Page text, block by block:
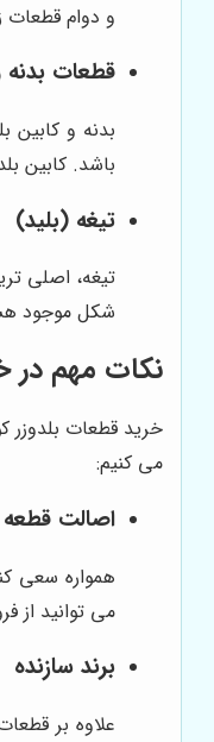
و دوام قطعات
قطعات بدنه
بدنه و کابین
باشد. کابین
تیغه (بلید)
شکل موجود
نکات مهم در
خرید قطعات بلدوزر
می کنیم:
اصالت قطعه
همواره سعی
می توانید از
برند سازنده
علاوه بر